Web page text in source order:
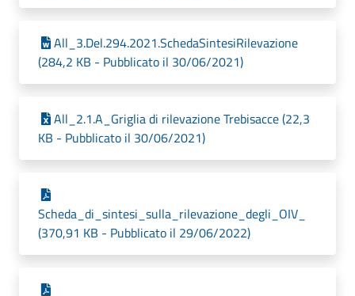
All_3.Del.294.2021.SchedaSintesiRilevazione
(284,2 KB - Pubblicato il 30/06/2021)
All_2.1.A_Griglia di rilevazione Trebisacce (22,3
KB - Pubblicato il 30/06/2021)
Scheda_di_sintesi_sulla_rilevazione_degli_OIV_
(370,91 KB - Pubblicato il 29/06/2022)